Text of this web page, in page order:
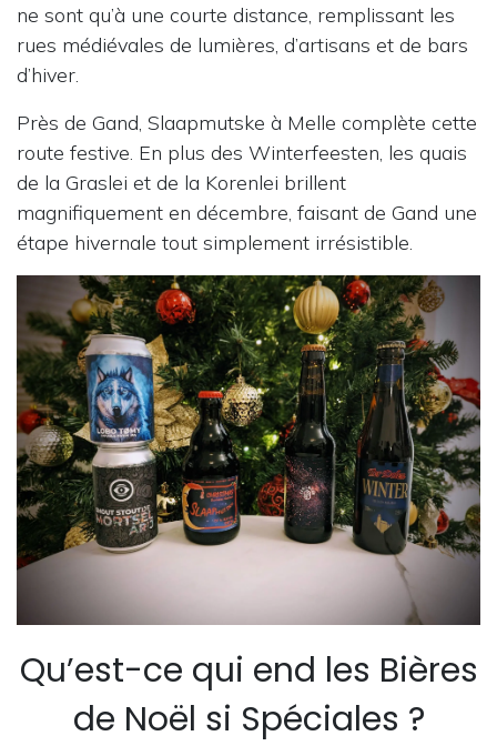
ne sont qu’à une courte distance, remplissant les
rues médiévales de lumières, d’artisans et de bars
d’hiver.
Près de Gand, Slaapmutske à Melle complète cette
route festive. En plus des Winterfeesten, les quais
de la Graslei et de la Korenlei brillent
magnifiquement en décembre, faisant de Gand une
étape hivernale tout simplement irrésistible.
Qu’est-ce qui end les Bières
de Noël si Spéciales ?